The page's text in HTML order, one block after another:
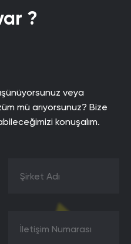
?
veya
mü arıyorsunuz? Bize
konuşalım.